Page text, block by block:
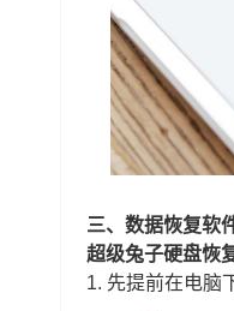
三、数据恢复软
超级兔子硬盘恢
1. 先提前在电脑